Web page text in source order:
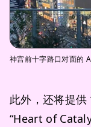
神宫前十字路口对面的
此外，还将提
“Heart of